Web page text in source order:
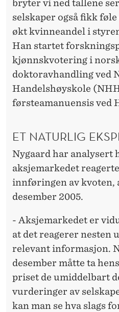
bryter vi ned tallene
selskaper også fikk
økt kvinneandel i
Han startet
kjønnskvotering i
doktoravhandling ved
Handelshøyskole
førsteamanuensis ved
ET NATURLIG
Nygaard har analysert
aksjemarkedet
innføringen av kvoten,
desember 2005.
- Aksjemarkedet er
at det reagerer nesten
relevant informasjon.
desember måtte ta
priset de umiddelbart
vurderinger av
kan man se hva slags